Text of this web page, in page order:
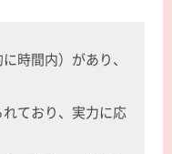
時間内）があり、
ており、実力に応